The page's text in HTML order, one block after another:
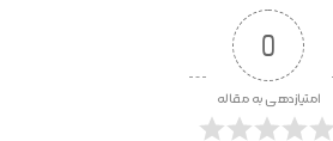
0
امتیازدهی به مقاله